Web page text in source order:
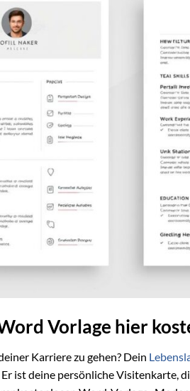
Vorlage hier
Karriere zu gehen? Dein
ist deine persönliche Visitenkarte,